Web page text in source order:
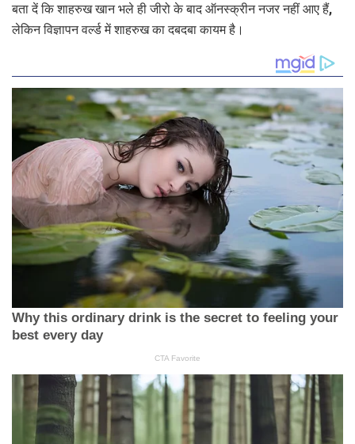
बता दें कि शाहरुख खान भले ही जीरो के बाद ऑनस्क्रीन नजर नहीं आए हैं,
लेकिन विज्ञापन वर्ल्ड में शाहरुख का दबदबा कायम है।